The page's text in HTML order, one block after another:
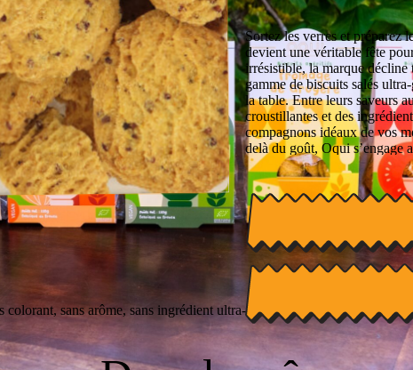
colorant, sans arôme, sans ingrédient ultra-transformé.
Sortez les verres et préparez
devient une véritable fête
irrésistible, la marque
gamme de biscuits salés
la table. Entre leurs saveurs
croustillantes et des
compagnons idéaux de vos
delà du goût, Oqui
responsables et une éthique
peut être aussi bon pour la
d’un apéritif plein de peps et
la suivante avec un